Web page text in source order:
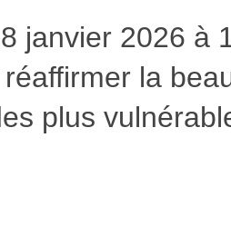
janvier 2026 à
la
plus